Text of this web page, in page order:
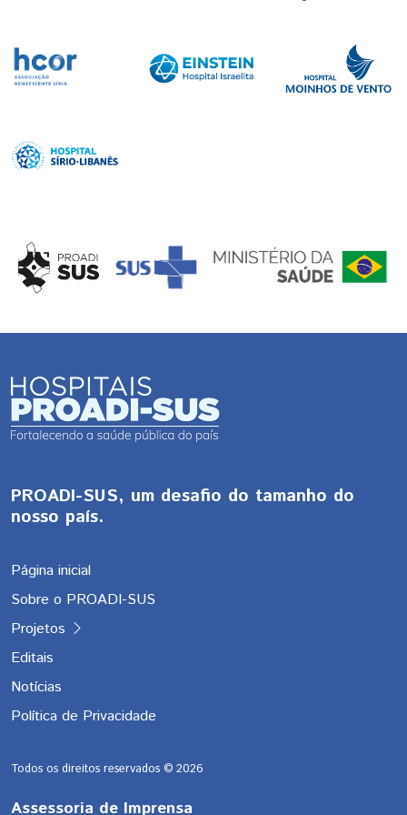
PROADI-SUS, um desafio do tamanho do
nosso país.
Página inicial
Sobre o PROADI-SUS
Projetos
Editais
Notícias
Política de Privacidade
Todos os direitos reservados © 2026
Assessoria de Imprensa